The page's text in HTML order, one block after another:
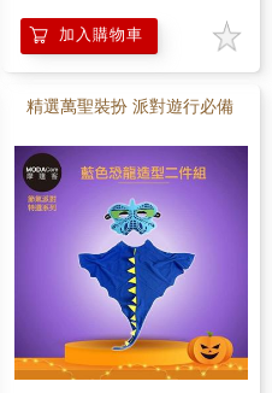
加入購物車
精選萬聖裝扮 派對遊行必備